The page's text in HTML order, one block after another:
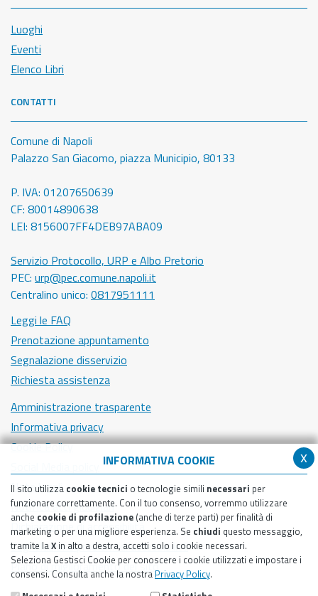
x
INFORMATIVA COOKIE
Il sito utilizza cookie tecnici o tecnologie simili necessari per
funzionare correttamente. Con il tuo consenso, vorremmo utilizzare
anche cookie di profilazione (anche di terze parti) per finalità di
marketing o per una migliore esperienza. Se chiudi questo messaggio,
tramite laX in alto a destra, accetti solo i cookie necessari.
Seleziona Gestisci Cookie per conoscere i cookie utilizzati e impostare i
consensi. Consulta anche la nostra Privacy Policy.
Luoghi
Eventi
Elenco Libri
CONTATTI
Comune di Napoli
Palazzo San Giacomo, piazza Municipio, 80133
P. IVA: 01207650639
CF: 80014890638
LEI: 8156007FF4DEB97ABA09
Servizio Protocollo, URP e Albo Pretorio
PEC: urp@pec.comune.napoli.it
Centralino unico: 0817951111
Leggi le FAQ
Prenotazione appuntamento
Segnalazione disservizio
Richiesta assistenza
Amministrazione trasparente
Informativa privacy
Cookie Policy
Note legali
Notifica atti giudiziari
Dichiarazione di accessibilità
Segnalazione problemi di accessibilità
Piano di miglioramento del sito